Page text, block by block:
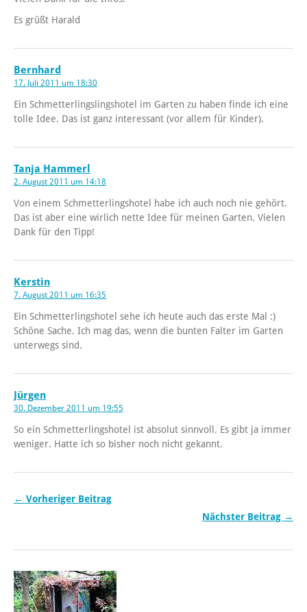
Es grüßt Harald
Bernhard
17. Juli 2011 um 18:30
Ein Schmetterlingslingshotel im Garten zu haben finde ich eine
tolle Idee. Das ist ganz interessant (vor allem für Kinder).
Tanja Hammerl
2. August 2011 um 14:18
Von einem Schmetterlingshotel habe ich auch noch nie gehört.
Das ist aber eine wirlich nette Idee für meinen Garten. Vielen
Dank für den Tipp!
Kerstin
7. August 2011 um 16:35
Ein Schmetterlingshotel sehe ich heute auch das erste Mal :)
Schöne Sache. Ich mag das, wenn die bunten Falter im Garten
unterwegs sind.
Jürgen
30. Dezember 2011 um 19:55
So ein Schmetterlingshotel ist absolut sinnvoll. Es gibt ja immer
weniger. Hatte ich so bisher noch nicht gekannt.
← Vorheriger Beitrag
Nächster Beitrag →